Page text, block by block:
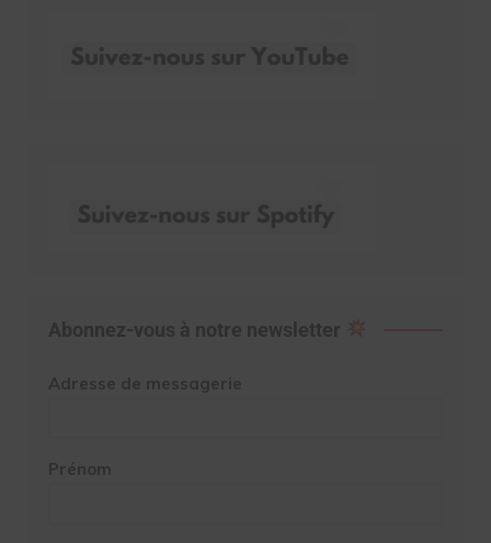
Abonnez-vous à notre newsletter
Adresse de messagerie
Prénom